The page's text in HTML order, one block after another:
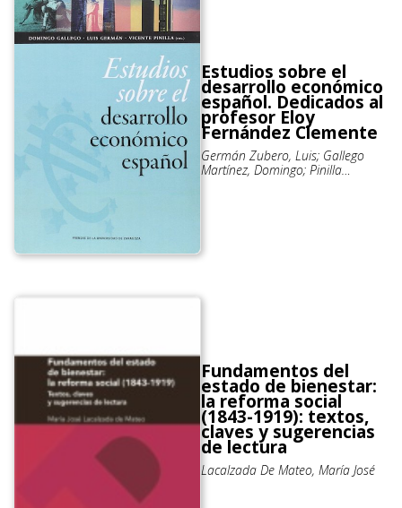
Estudios sobre el
desarrollo económico
español. Dedicados al
profesor Eloy
Fernández Clemente
Germán Zubero, Luis; Gallego
Martínez, Domingo; Pinilla
Fundamentos del
estado de bienestar:
la reforma social
(1843-1919): textos,
claves y sugerencias
de lectura
Lacalzada De Mateo, María José